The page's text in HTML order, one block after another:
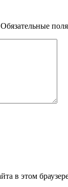
Обязательные
в этом